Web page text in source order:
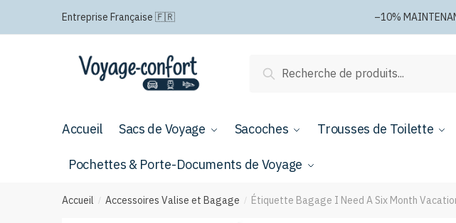
Entreprise Française 🇫🇷 –10%
pour :
Recherche
Accueil Sacs de Voyage Sacoches Trousses de Toilette
Pochettes & Porte-Documents de Voyage
Accueil / Accessoires Valise et Bagage / Étiquette Bagage I Need A Six Month